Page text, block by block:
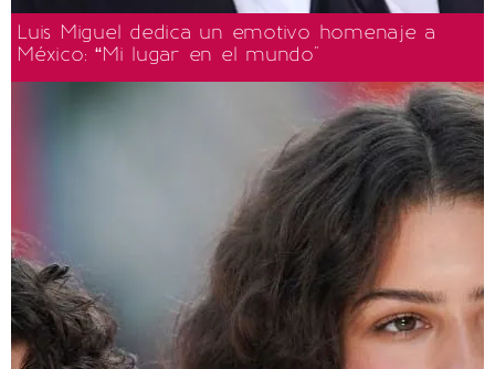
Luis Miguel dedica un emotivo homenaje a
México: “Mi lugar en el mundo"